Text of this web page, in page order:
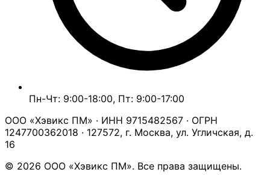
Пн-Чт: 9:00-18:00, Пт: 9:00-17:00
ООО «Хэвикс ПМ» · ИНН 9715482567 · ОГРН
1247700362018 · 127572, г. Москва, ул. Угличская, д.
16
© 2026 ООО «Хэвикс ПМ». Все права защищены.